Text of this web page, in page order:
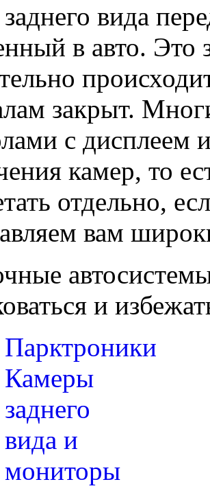
вида
в авто. Это
закрыт.
с дисплеем
камер, то
отдельно,
вам
и
Парктроники
Камеры
заднего
вида и
мониторы